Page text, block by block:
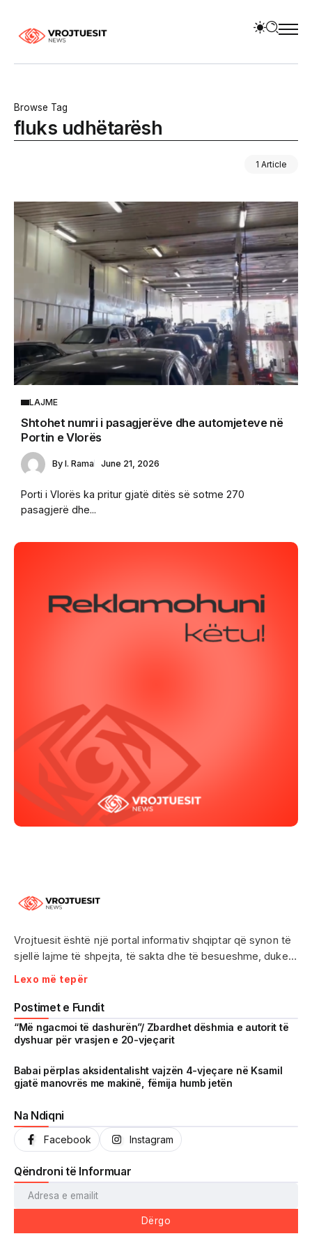
Browse Tag
fluks udhëtarësh
1 Article
LAJME
Shtohet numri i pasagjerëve dhe automjeteve në
Portin e Vlorës
By I. Rama June 21, 2026
Porti i Vlorës ka pritur gjatë ditës së sotme 270
pasagjerë dhe...
Vrojtuesit është një portal informativ shqiptar që synon të
sjellë lajme të shpejta, të sakta dhe të besueshme, duke
treguar realitetin pa çensurë. Fokus i punës sonë janë
ngjarjet e aktualitetit, problematikat sociale, denoncimet
qytetare dhe zhvillimet që prekin drejtpërdrejt jetën e
përditshme të shqiptarëve.
arritura në një kohë shumë të shkurtër, Vrojtuesit është
kthyer në një zë të fortë informimi dhe një pasqyrë reale të
Lexo më tepër
Postimet e Fundit
“Më ngacmoi të dashurën”/ Zbardhet dëshmia e autorit të
dyshuar për vrasjen e 20-vjeçarit
Babai përplas aksidentalisht vajzën 4-vjeçare në Ksamil
gjatë manovrës me makinë, fëmija humb jetën
Na Ndiqni
Facebook Instagram
Qëndroni të Informuar
Dërgo